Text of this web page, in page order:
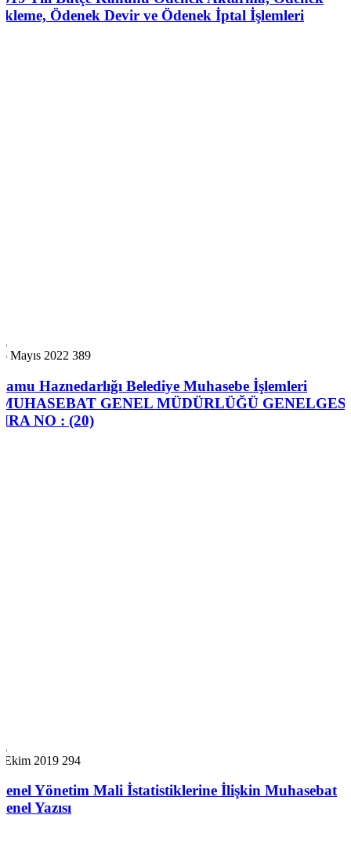
Ödenek Devir ve Ödenek İptal İşlemleri
Mayıs 2022 389
Haznedarlığı Belediye Muhasebe İşlemleri
GENEL MÜDÜRLÜĞÜ GENELGESİ
NO : (20)
Ekim 2019 294
Yönetim Mali İstatistiklerine İlişkin Muhasebat
Yazısı